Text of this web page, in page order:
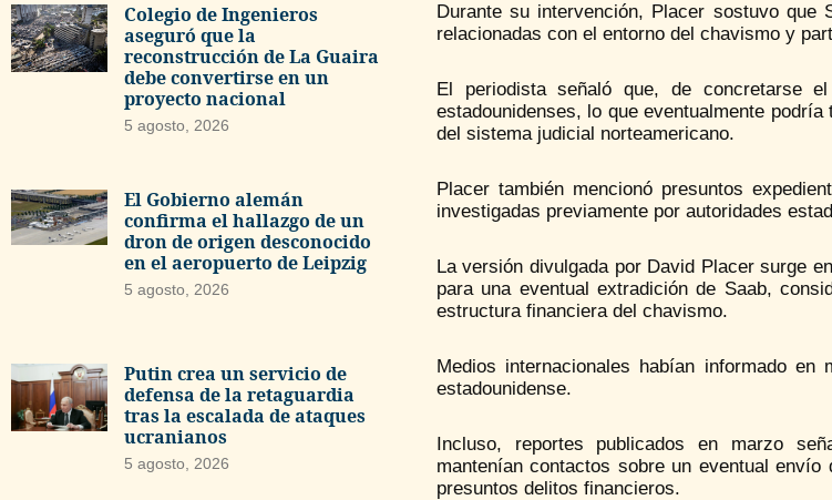
Colegio de Ingenieros
aseguró que la
reconstrucción de La Guaira
debe convertirse en un
proyecto nacional
5 agosto, 2026
El Gobierno alemán
confirma el hallazgo de un
dron de origen desconocido
en el aeropuerto de Leipzig
5 agosto, 2026
Putin crea un servicio de
defensa de la retaguardia
tras la escalada de ataques
ucranianos
5 agosto, 2026
Durante su intervención, Placer sostuvo que
relacionadas con el entorno del chavismo y
El periodista señaló que, de concretarse
estadounidenses, lo que eventualmente
del sistema judicial norteamericano.
Placer también mencionó presuntos
investigadas previamente por autoridades
La versión divulgada por David Placer surge
para una eventual extradición de Saab,
estructura financiera del chavismo.
Medios internacionales habían informado
estadounidense.
Incluso, reportes publicados en marzo
mantenían contactos sobre un eventual
presuntos delitos financieros.